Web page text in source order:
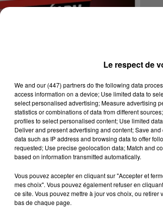
Le respect de
We and our (447) partnersdo the following data
access information on a device; Use limited data to
select personalised advertising; Measure advertising
statistics or combinations of data from different
profiles to select personalised content; Use limited
Deliver and present advertising and content; Save
data such as IP address and browsing data to offer
requested; Use precise geolocation data; Match and
based on information transmitted automatically.
Vous pouvez accepter en cliquant sur "Accepter et
mes choix". Vous pouvez également refuser en
ce site. Vous pouvez mettre à jour vos choix, ou
bas de chaque page.